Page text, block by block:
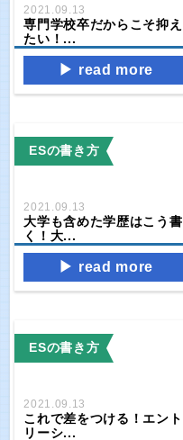
2021.09.13
専門学校卒だからこそ抑え
たい！...
read more
ESの書き方
2021.09.13
大学も含めた学歴はこう書
く！大...
read more
ESの書き方
2021.09.13
これで差をつける！エント
リーシ...